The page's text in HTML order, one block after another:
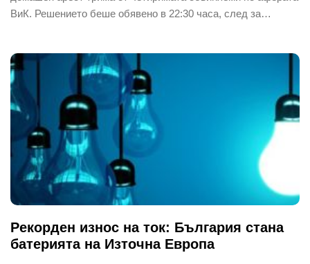
ВиК. Решението беше обявено в 22:30 часа, след за…
Рекорден износ на ток: България стана
батерията на Източна Европа